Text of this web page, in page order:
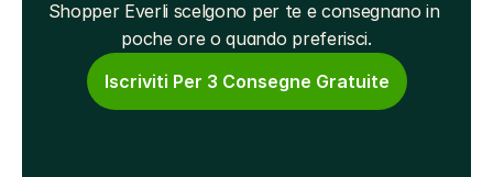
Shopper Everli scelgono per te e consegnano in
poche ore o quando preferisci.
Iscriviti Per 3 Consegne Gratuite